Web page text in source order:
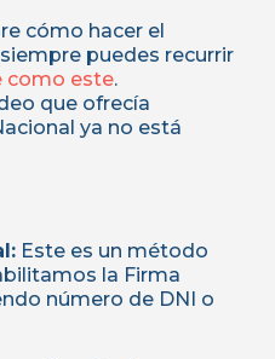
cómo hacer el
puedes recurrir
como este.
que ofrecía
ya no está
Este es un método
la Firma
número de DNI o